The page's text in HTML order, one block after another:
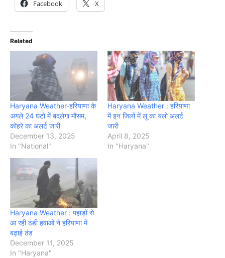
Facebook X
Related
Haryana Weather-हरियाणा के
अगले 24 घंटों में बदलेगा मौसम,
कोहरे का अलर्ट जारी
December 13, 2025
In "National"
Haryana Weather : हरियाणा
में इन जिलों में लू का यलो अलर्ट
जारी
April 8, 2025
In "Haryana"
Haryana Weather : पहाड़ों से
आ रही ठंडी हवाओं ने हरियाणा में
बढ़ाई ठंड
December 11, 2025
In "Haryana"